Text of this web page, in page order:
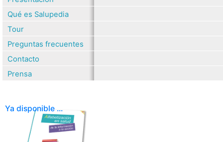
Qué es Salupedia
Tour
Preguntas frecuentes
Contacto
Prensa
Ya disponible ...